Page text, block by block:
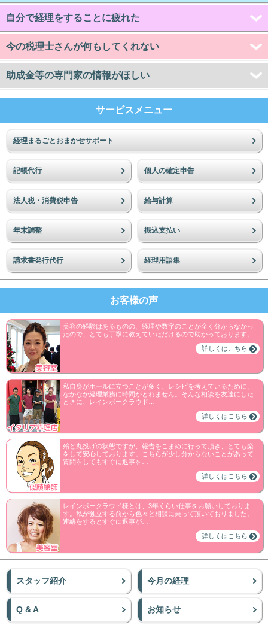
自分で経理をすることに疲れた
今の税理士さんが何もしてくれない
助成金等の専門家の情報がほしい
サービスメニュー
経理まるごとおまかせサポート
記帳代行 個人の確定申告
法人税・消費税申告 給与計算
年末調整 振込支払い
請求書発行代行 経理用語集
お客様の声
美容の経験はあるものの、経理や数字のことが全く分からなかっ
たので、とても丁寧に教えていただけるので助かっております。
詳しくはこちら
私自身がホールに立つことが多く、レシピを考えているために、
なかなか経理業務に時間がとれません。そんな相談を友達にした
ときに、レインボークラウド…
詳しくはこちら
殆ど丸投げの状態ですが、報告をこまめに行って頂き、とても楽
をして安心しております。こちらが少し分からないことがあって
質問をしてもすぐに返事を…
詳しくはこちら
レインボークラウド様とは、3年くらい仕事をお願いしておりま
す。私が独立する前から色々と相談に乗って頂いておりました。
連絡をするとすぐに返事が…
詳しくはこちら
スタッフ紹介 今月の経理
Q & A お知らせ